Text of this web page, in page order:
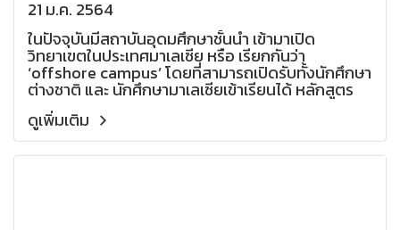
21 ม.ค. 2564
ในปัจจุบันมีสถาบันอุดมศึกษาชั้นนำ เข้ามาเปิด
วิทยาเขตในประเทศมาเลเซีย หรือ เรียกกันว่า
‘offshore campus’ โดยที่สามารถเปิดรับทั้งนักศึกษา
ต่างชาติ และ นักศึกษามาเลเซียเข้าเรียนได้ หลักสูตร
การเรียนการสอนใช้มาตรฐานเดียวกับสถาบันใน
ประเทศแม่ และได้รับปริญญาจากมหาวิทยาลัยนั้นๆ จึง
เริ่มได้รับรับความนิยมจากนักศึกษาทั้งในและต่าง
ประเทศเนื่องจากประโยชน์ค่าเรียน และค่าครองชีพที่ถูก
ดูเพิ่มเติม